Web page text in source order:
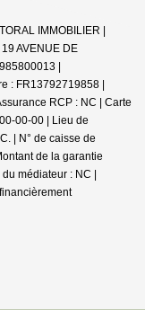
IMMOBILIER |
AVENUE DE
|
: FR13792719858 |
RCP : NC | Carte
00-00 | Lieu de
| N° de caisse de
de la garantie
médiateur : NC |